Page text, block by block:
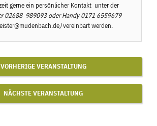
gerne ein persönlicher Kontakt unter der
02688 989093oder Handy0171 6559679
)vereinbart werden.
VORHERIGE VERANSTALTUNG
NÄCHSTE VERANSTALTUNG